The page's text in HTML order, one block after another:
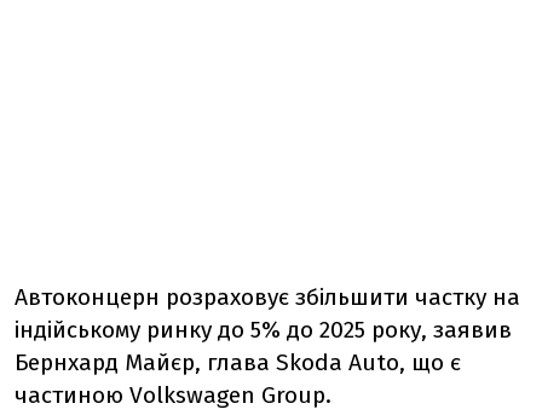
Автоконцерн розраховує збільшити частку на
індійському ринку до 5% до 2025 року, заявив
Бернхард Майєр, глава Skoda Auto, що є
частиною Volkswagen Group.